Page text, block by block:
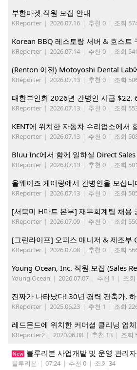
부한마켓 직원 모집 안내
KReporter | 2026.07.16 | 추천 0 | 조회
KReporter | 2026.07.14 | 추천 0 | 조회
KReporter | 2026.07.13 | 추천 0 | 조회
KReporter | 2026.07.13 | 추천 0 | 조회
KReporter | 2026.07.13 | 추천 0 | 조회
Bluu Inc에서 함께 일하실 Direct
KReporter | 2026.07.13 | 추천 0 | 조회
올웨이즈 케어링에서 간병인을 모십니
KReporter | 2026.07.13 | 추천 0 | 조회
KReporter | 2026.07.09 | 추천 0 | 조회
KReporter | 2026.07.08 | 추천 0 | 조회
Young Ocean, Inc. 직원 모집 (Sales
Young Ocean | 2026.07.07 | 추천 1 | 조
KReporter | 2025.06.23 | 추천 1 | 조회
KReporter2 | 2020.06.08 | 추천 13 | 조회
New 블루리본 사업개발 및 운영 관리
블루리본 | 07:24 | 추천 0 | 조회 34